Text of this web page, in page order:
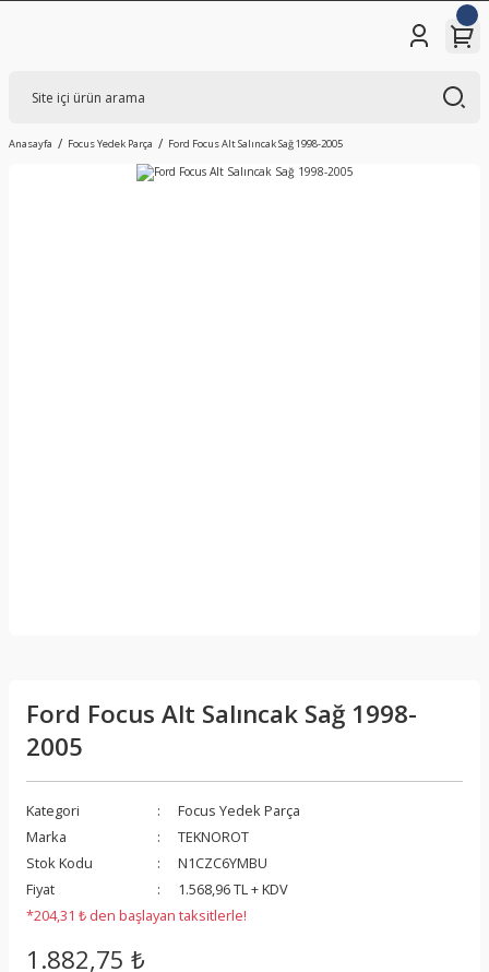
Anasayfa Focus Yedek Parça Ford Focus Alt Salıncak Sağ 1998-2005
Ford Focus Alt Salıncak Sağ 1998-
2005
Kategori
Focus Yedek Parça
Marka
TEKNOROT
Stok Kodu
N1CZC6YMBU
Fiyat
1.568,96 TL + KDV
*204,31 ₺ den başlayan taksitlerle!
1.882,75 ₺